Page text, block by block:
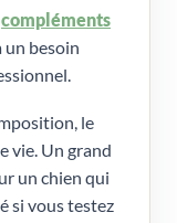
compléments
un besoin
le
vie. Un grand
un chien qui
si vous testez